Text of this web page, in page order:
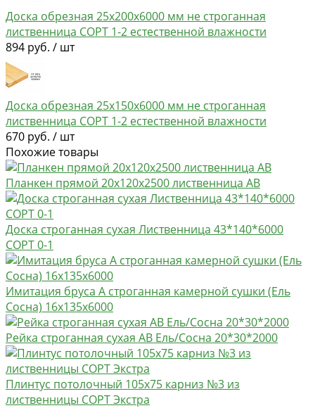
Доска обрезная 25х200х6000 мм не строганная
лиственница СОРТ 1-2 естественной влажности
894 руб. / шт
Доска обрезная 25х150х6000 мм не строганная
лиственница СОРТ 1-2 естественной влажности
670 руб. / шт
Похожие товары
Планкен прямой 20х120х2500 лиственница AB
Доска строганная сухая Лиственница 43*140*6000
СОРТ 0-1
Имитация бруса А строганная камерной сушки (Ель
Сосна) 16х135х6000
Рейка строганная сухая АВ Ель/Сосна 20*30*2000
Плинтус потолочный 105х75 карниз №3 из
лиственницы СОРТ Экстра